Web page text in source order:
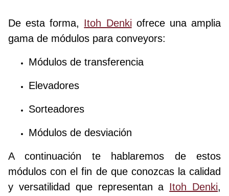
De esta forma, Itoh Denki ofrece una amplia
gama de módulos para conveyors:
Módulos de transferencia
Elevadores
Sorteadores
Módulos de desviación
A continuación te hablaremos de estos
módulos con el fin de que conozcas la calidad
y versatilidad que representan a Itoh Denki,